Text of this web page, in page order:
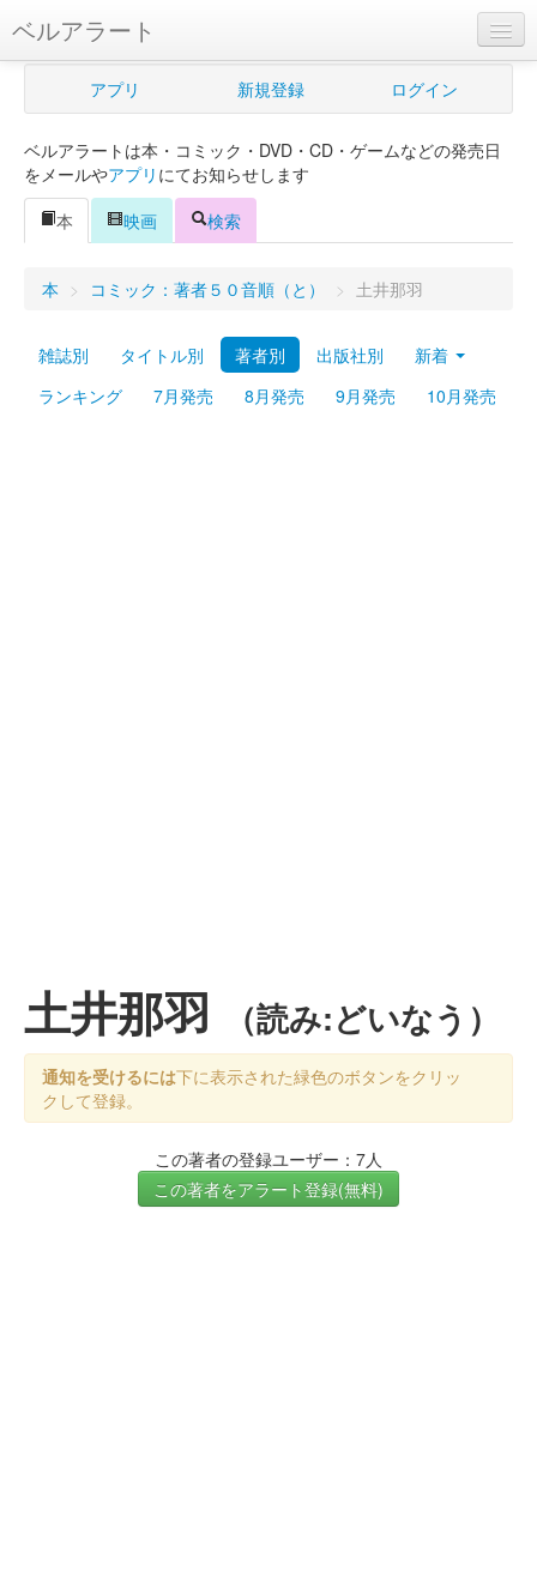
ベルアラート
ベルアラートとは
新規登録
ログイン
Myシェルフ
プレミアム
アプリ 新規登録 ログイン
ベルアラートは本・コミック・DVD・CD・ゲームなどの発売日
をメールやアプリ にてお知らせします
本
映画 検索
本 > コミック：著者５０音順（と） > 土井那羽
雑誌別 タイトル別 著者別 出版社別
新着
ランキング
7月発売 8月発売 9月発売 10月発売
土井那羽 （読み:どいなう）
通知を受けるには下に表示された緑色のボタンをクリッ
クして登録。
この著者の登録ユーザー：7人
この著者をアラート登録(無料)